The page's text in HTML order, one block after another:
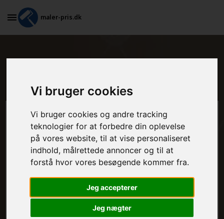
Vi bruger cookies
Vi bruger cookies og andre tracking
teknologier for at forbedre din oplevelse
på vores website, til at vise personaliseret
indhold, målrettede annoncer og til at
forstå hvor vores besøgende kommer fra.
Jeg accepterer
Jeg nægter
maler-pris.dk
Billigt tilbud på maling af døre i
Dybvad
Beregn prisen her
MALEROPGAVER - INDVENDIGT:
MALEROPGAVER - UDVENDIGT: